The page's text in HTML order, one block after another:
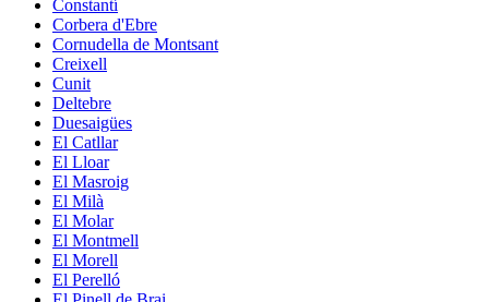
Constantí
Corbera d'Ebre
Cornudella de Montsant
Creixell
Cunit
Deltebre
Duesaigües
El Catllar
El Lloar
El Masroig
El Milà
El Molar
El Montmell
El Morell
El Perelló